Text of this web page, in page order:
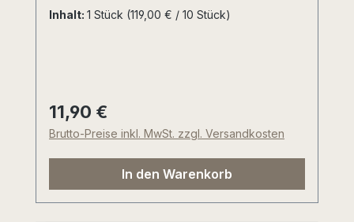
ganz einfach den "VacuVin" über Ihren
lange Zeit erhalten bleibt. Geeignet für
zahlreiche 370ml, 750ml Größen. Nicht zu
verwenden für 1500ml Magnum oder
größere Flaschen. Äusserst praktisch für
ein gemütliches Picknick unterwegs oder
Inhalt: 1 Stück (119,00 € / 10 Stück)
Regulärer Preis:
11,90 €
Brutto-Preise inkl. MwSt. zzgl. Versandkosten
In den Warenkorb